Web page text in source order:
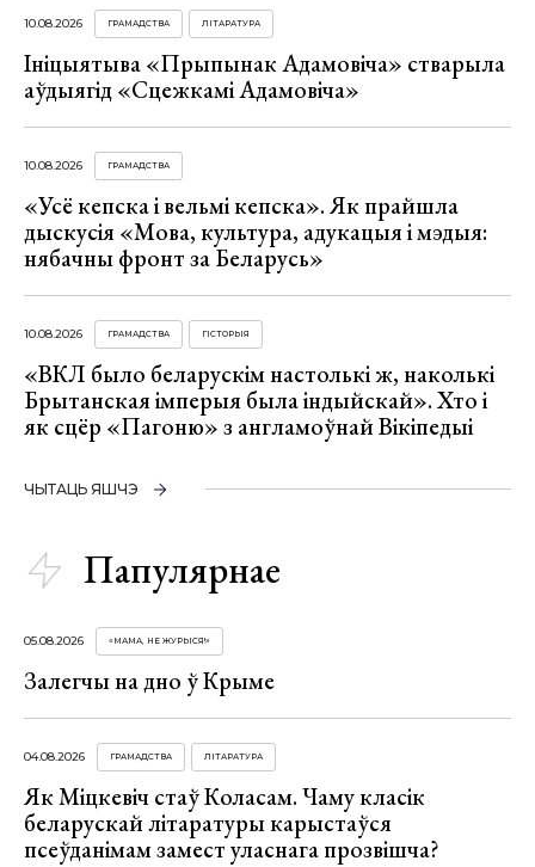
10.08.2026 ГРАМАДСТВА ЛІТАРАТУРА
Ініцыятыва «Прыпынак Адамовіча» стварыла
аўдыягід «Сцежкамі Адамовіча»
10.08.2026 ГРАМАДСТВА
«Усё кепска і вельмі кепска». Як прайшла
дыскусія «Мова, культура, адукацыя і мэдыя:
нябачны фронт за Беларусь»
10.08.2026 ГРАМАДСТВА ГІСТОРЫЯ
«ВКЛ было беларускім настолькі ж, наколькі
Брытанская імперыя была індыйскай». Хто і
як сцёр «Пагоню» з англамоўнай Вікіпедыі
ЧЫТАЦЬ ЯШЧЭ
Папулярнае
05.08.2026 «МАМА, НЕ ЖУРЫСЯ!»
Залегчы на дно ў Крыме
04.08.2026 ГРАМАДСТВА ЛІТАРАТУРА
Як Міцкевіч стаў Коласам. Чаму класік
беларускай літаратуры карыстаўся
псеўданімам замест уласнага прозвішча?